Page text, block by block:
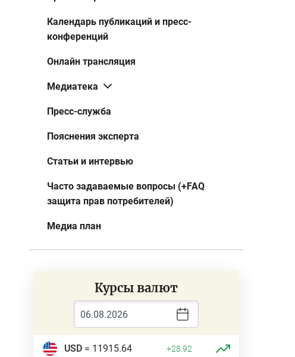
Календарь публикаций и пресс-
конференций
Онлайн трансляция
Медиатека
Пресс-служба
Пояснения эксперта
Статьи и интервью
Часто задаваемые вопросы (+FAQ
защита прав потребителей)
Медиа план
Курсы валют
USD= 11915.64 +28.92